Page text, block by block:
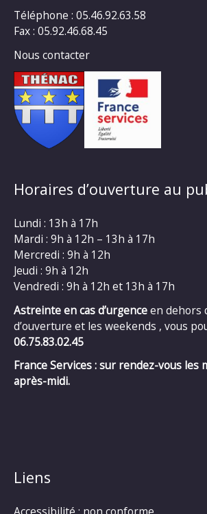
Téléphone : 05.46.92.63.58
Fax : 05.92.46.68.45
Nous contacter
Horaires d’ouverture au
Lundi : 13h à 17h
Mardi : 9h à 12h – 13h à 17h
Mercredi : 9h à 12h
Jeudi : 9h à 12h
Vendredi : 9h à 12h et 13h à 17h
Astreinte en cas d’urgenceen dehors
d’ouverture et les weekends , vous
06.75.83.02.45
France Services : sur rendez-vous les
après-midi.
Liens